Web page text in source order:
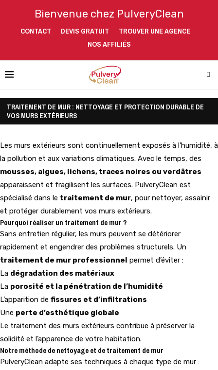
Bienvenue chez PulveryClean
CONTACT DEVIS GRATUIT
TROUVER UNE AGENCE
NOS AFFILIÉS
TRAITEMENT DE MUR : NETTOYAGE ET PROTECTION DURABLE DE
VOS MURS EXTÉRIEURS
Les murs extérieurs sont continuellement exposés à l’humidité, à
la pollution et aux variations climatiques. Avec le temps, des
mousses, algues, lichens, traces noires ou verdâtres
apparaissent et fragilisent les surfaces. PulveryClean est
spécialisé dans le traitement de mur, pour nettoyer, assainir
et protéger durablement vos murs extérieurs.
Pourquoi réaliser un traitement de mur ?
Sans entretien régulier, les murs peuvent se détériorer
rapidement et engendrer des problèmes structurels. Un
traitement de mur professionnel permet d’éviter :
La dégradation des matériaux
La porosité et la pénétration de l’humidité
L’apparition de fissures et d’infiltrations
Une perte d’esthétique globale
Le traitement des murs extérieurs contribue à préserver la
solidité et l’apparence de votre habitation.
Notre méthode de nettoyage et de traitement de mur
PulveryClean adapte ses techniques à chaque type de mur :